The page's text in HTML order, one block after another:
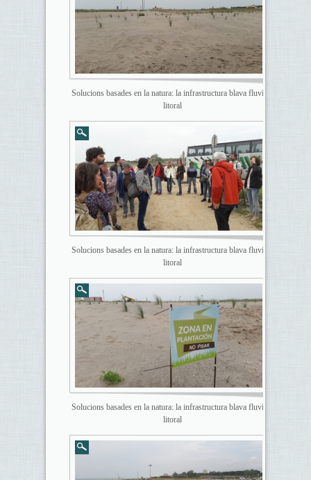
Solucions basades en la natura: la infrastructura blava fluvial i
litoral
Solucions basades en la natura: la infrastructura blava fluvial i
litoral
Solucions basades en la natura: la infrastructura blava fluvial i
litoral